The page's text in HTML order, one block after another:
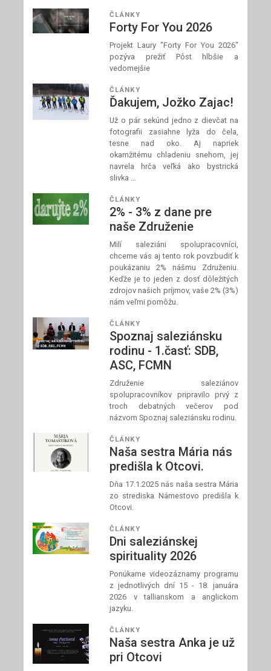
ČLÁNKY
Forty For You 2026
Projekt Laury "Forty For You 2026"
pozýva prežiť Pôst hlbšie a
vedomejšie
ČLÁNKY
Ďakujem, Jožko Zajac!
Už o pár sekúnd jedno z dievčat na
fotografii zasiahne lyža do čela,
tesne nad oko. Aj napriek
okamžitému chladeniu snehom, jej
navrela hrča veľká ako bystrická
slivka ...
ČLÁNKY
2% - 3% z dane pre
naše Združenie
Milí saleziáni spolupracovníci,
chceme vás aj tento rok povzbudiť k
poukázaniu 2% nášmu Združeniu.
Keďže je to jeden z dosť dôležitých
zdrojov našich príjmov, vaše 2% (3%)
nám veľmi pomôžu.
ČLÁNKY
Spoznaj saleziánsku
rodinu - 1.časť: SDB,
ASC, FCMN
Združenie saleziánov
spolupracovníkov pripravilo prvý z
troch debatných večerov pod
názvom Spoznaj saleziánsku rodinu.
ČLÁNKY
Naša sestra Mária nás
predišla k Otcovi.
Dňa 17.1.2025 nás naša sestra Mária
zo strediska Námestovo predišla k
Otcovi.
ČLÁNKY
Dni saleziánskej
spirituality 2026
Ponúkame videozáznamy programu
z jednotlivých dní 15 - 18. januára
2026 v tallianskom a anglickom
jazyku.
ČLÁNKY
Naša sestra Anka je už
pri Otcovi